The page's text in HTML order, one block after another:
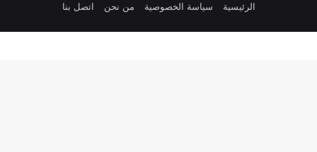
الرئيسية
سياسة الخصوصية من نحن اتصل بنا